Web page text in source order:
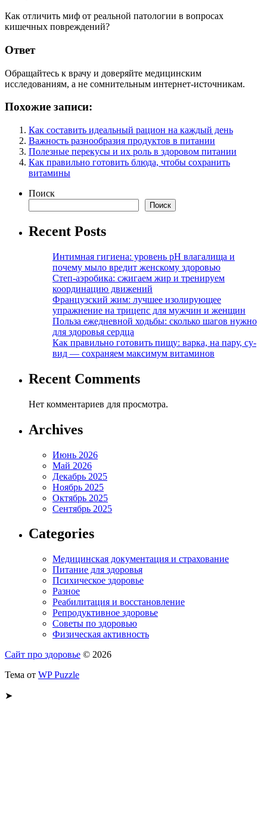
Как отличить миф от реальной патологии в вопросах
кишечных повреждений?
Ответ
Обращайтесь к врачу и доверяйте медицинским
исследованиям, а не сомнительным интернет-источникам.
Похожие записи:
Как составить идеальный рацион на каждый день
Важность разнообразия продуктов в питании
Полезные перекусы и их роль в здоровом питании
Как правильно готовить блюда, чтобы сохранить
витамины
Поиск
Поиск
Recent Posts
Интимная гигиена: уровень pH влагалища и
почему мыло вредит женскому здоровью
Степ-аэробика: сжигаем жир и тренируем
координацию движений
Французский жим: лучшее изолирующее
упражнение на трицепс для мужчин и женщин
Польза ежедневной ходьбы: сколько шагов нужно
для здоровья сердца
Как правильно готовить пищу: варка, на пару, су-
вид — сохраняем максимум витаминов
Recent Comments
Нет комментариев для просмотра.
Archives
Июнь 2026
Май 2026
Декабрь 2025
Ноябрь 2025
Октябрь 2025
Сентябрь 2025
Categories
Медицинская документация и страхование
Питание для здоровья
Психическое здоровье
Разное
Реабилитация и восстановление
Репродуктивное здоровье
Советы по здоровью
Физическая активность
Сайт про здоровье © 2026
Тема от WP Puzzle
➤